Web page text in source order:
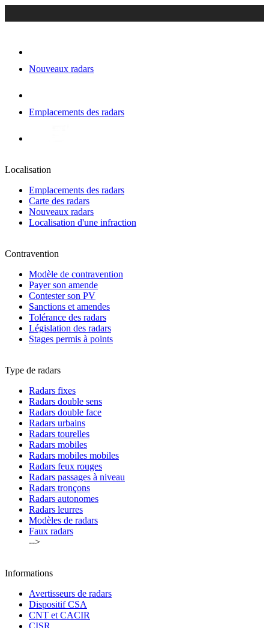
Nouveaux radars
Emplacements des radars
Localisation
Emplacements des radars
Carte des radars
Nouveaux radars
Localisation d'une infraction
Contravention
Modèle de contravention
Payer son amende
Contester son PV
Sanctions et amendes
Tolérance des radars
Législation des radars
Stages permis à points
Type de radars
Radars fixes
Radars double sens
Radars double face
Radars urbains
Radars tourelles
Radars mobiles
Radars mobiles mobiles
Radars feux rouges
Radars passages à niveau
Radars tronçons
Radars autonomes
Radars leurres
Modèles de radars
Faux radars
-->
Informations
Avertisseurs de radars
Dispositif CSA
CNT et CACIR
CISR